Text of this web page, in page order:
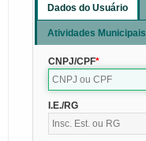
Dados do Usuário
Atividades Municipais
CNPJ/CPF
I.E./RG